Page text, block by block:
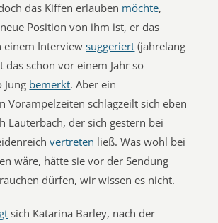
das Kiffen erlauben möchte,
Position von ihm ist, er das
einem Interviewsuggeriert (jahrelang
das schon vor einem Jahr so
Jung bemerkt. Aber ein
Vorampelzeiten schlagzeilt sich eben
Lauterbach, der sich gestern bei
vertreten ließ. Was wohl bei
wäre, hätte sie vor der Sendung
dürfen, wir wissen es nicht.
sich Katarina Barley, nach der